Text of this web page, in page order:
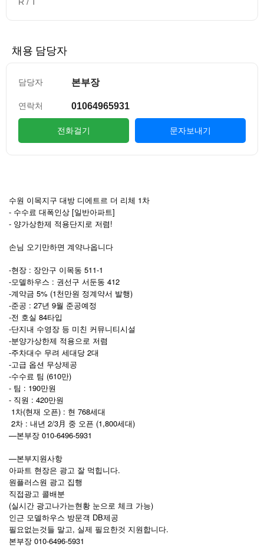
채용 담당자
담당자 본부장
연락처 01064965931
전화걸기 문자보내기
본문
수원 이목지구 대방 디에트르 더 리체 1차
- 수수료 대폭인상 [일반아파트]
- 양가상한제 적용단지로 저렴!
손님 오기만하면 계약나옵니다
-현장 : 장안구 이목동 511-1
-모델하우스 : 권선구 서둔동 412
-계약금 5% (1천만원 정계약서 발행)
-준공 : 27년 9월 준공예정
-전 호실 84타입
-단지내 수영장 등 미친 커뮤니티시설
-분양가상한제 적용으로 저렴
-주차대수 무려 세대당 2대
-고급 옵션 무상제공
-수수료 팀 (610만)
- 팀 : 190만원
- 직원 : 420만원
1차(현재 오픈) : 현 768세대
2차 : 내년 2/3月 중 오픈 (1,800세대)
—본부장 010-6496-5931
—본부지원사항
아파트 현장은 광고 잘 먹힙니다.
원플러스원 광고 집행
직접광고 콜배분
(실시간 광고나가는현황 눈으로 체크 가능)
인근 모델하우스 방문객 DB제공
필요없는것들 말고, 실제 필요한것 지원합니다.
본부장 010-6496-5931